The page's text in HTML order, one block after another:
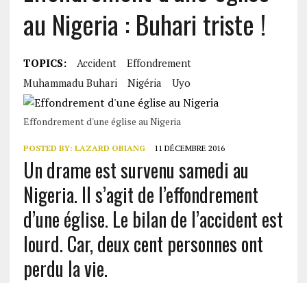
au Nigeria : Buhari triste !
TOPICS: Accident
Effondrement
Muhammadu Buhari
Nigéria Uyo
Effondrement d'une église au Nigeria
POSTED BY: LAZARD OBIANG 11 DÉCEMBRE 2016
Un drame est survenu samedi au
Nigeria. Il s’agit de l’effondrement
d’une église. Le bilan de l’accident est
lourd. Car, deux cent personnes ont
perdu la vie.